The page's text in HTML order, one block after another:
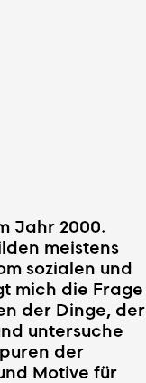
Jahr 2000.
meistens
sozialen und
mich die Frage
der Dinge, der
untersuche
der
Motive für